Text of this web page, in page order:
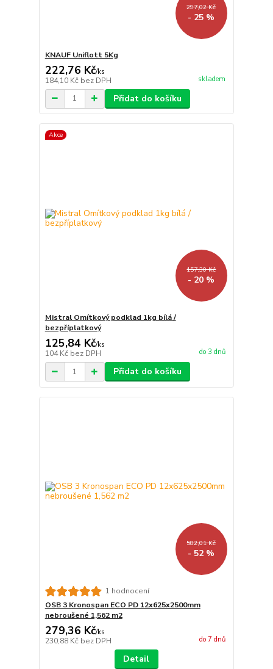
297,02 Kč
- 25 %
KNAUF Uniflott 5Kg
222,76 Kč/ks
184,10 Kč bez DPH skladem
Přidat do košíku
Akce
157,30 Kč
- 20 %
Mistral Omítkový podklad 1kg bílá /
bezpříplatkový
125,84 Kč/ks
104 Kč bez DPH do 3 dnů
Přidat do košíku
582,01 Kč
- 52 %
1 hodnocení
OSB 3 Kronospan ECO PD 12x625x2500mm
nebroušené 1,562 m2
279,36 Kč/ks
230,88 Kč bez DPH do 7 dnů
Detail